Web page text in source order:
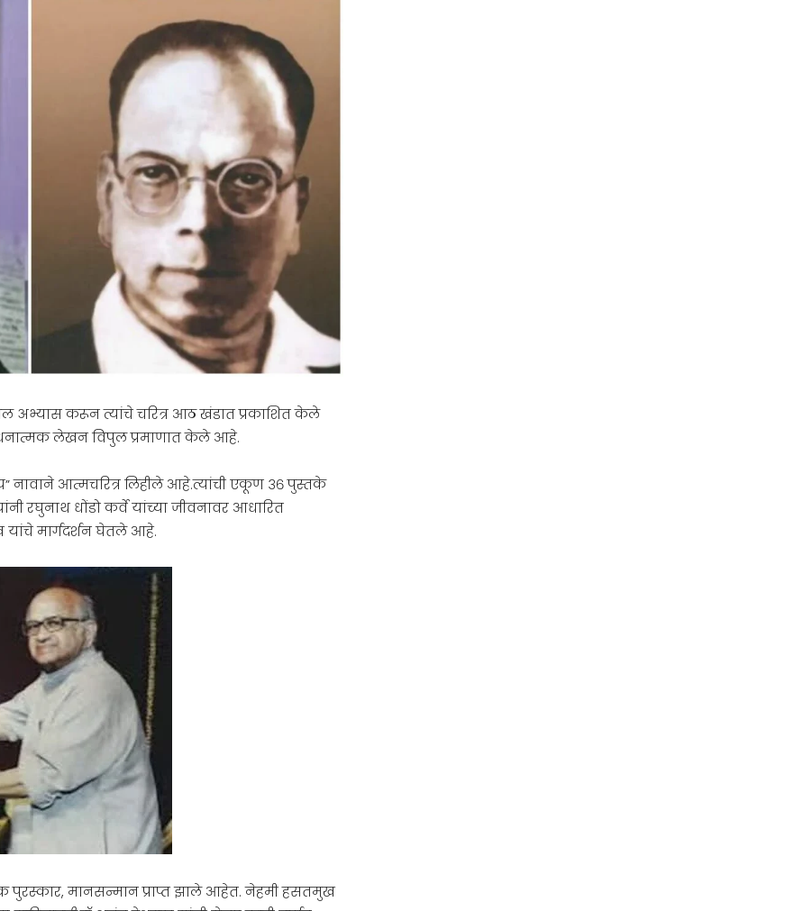
अभ्यास करून त्यांचे चरित्र आठ खंडात प्रकाशित केले
लेखन विपुल प्रमाणात केले आहे.
नावाने आत्मचरित्र लिहीले आहे.त्यांची एकूण ३६ पुस्तके
रघुनाथ धोंडो कर्वे यांच्या जीवनावर आधारित
मार्गदर्शन घेतले आहे.
पुरस्कार, मानसन्मान प्राप्त झाले आहेत. नेहमी हसतमुख